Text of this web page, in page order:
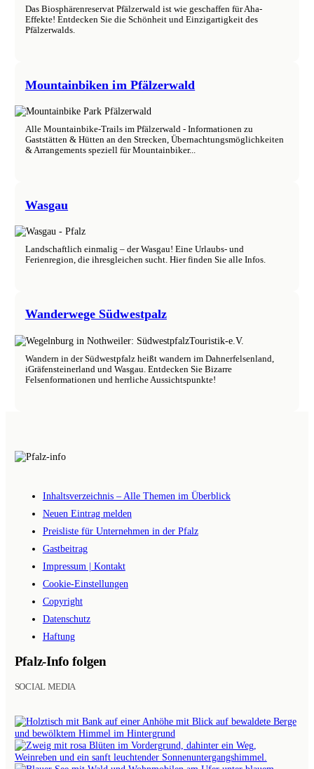
Das Biosphärenreservat Pfälzerwald ist wie geschaffen für Aha-
Effekte! Entdecken Sie die Schönheit und Einzigartigkeit des
Pfälzerwalds.
Mountainbiken im Pfälzerwald
Alle Mountainbike-Trails im Pfälzerwald - Informationen zu
Gaststätten & Hütten an den Strecken, Übernachtungsmöglichkeiten
& Arrangements speziell für Mountainbiker...
Wasgau
Landschaftlich einmalig – der Wasgau! Eine Urlaubs- und
Ferienregion, die ihresgleichen sucht. Hier finden Sie alle Infos.
Wanderwege Südwestpalz
Wandern in der Südwestpfalz heißt wandern im Dahnerfelsenland,
iGräfensteinerland und Wasgau. Entdecken Sie Bizarre
Felsenformationen und herrliche Aussichtspunkte!
Inhaltsverzeichnis – Alle Themen im Überblick
Neuen Eintrag melden
Preisliste für Unternehmen in der Pfalz
Gastbeitrag
Impressum | Kontakt
Cookie-Einstellungen
Copyright
Datenschutz
Haftung
Pfalz-Info folgen
SOCIAL MEDIA
INSTAGRAM